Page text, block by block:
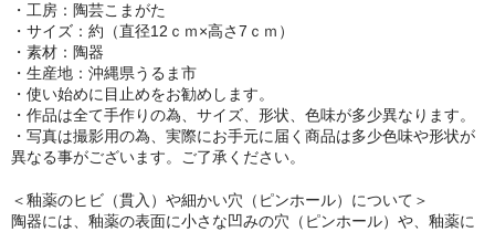
・工房：陶芸こまがた
・サイズ：約（直径12ｃｍ×高さ7ｃｍ）
・素材：陶器
・生産地：沖縄県うるま市
・使い始めに目止めをお勧めします。
・作品は全て手作りの為、サイズ、形状、色味が多少異なります。
・写真は撮影用の為、実際にお手元に届く商品は多少色味や形状が
異なる事がございます。ご了承ください。
＜釉薬のヒビ（貫入）や細かい穴（ピンホール）について＞
陶器には、釉薬の表面に小さな凹みの穴（ピンホール）や、釉薬に